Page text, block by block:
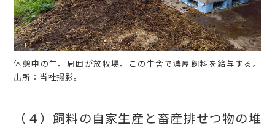
休憩中の牛。周囲が放牧場。この牛舎で濃厚飼料を給与する。
出所：当社撮影。
（４）飼料の自家生産と畜産排せつ物の堆